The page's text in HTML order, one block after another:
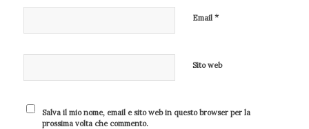
Email *
Sito web
Salva il mio nome, email e sito web in questo browser per la
prossima volta che commento.